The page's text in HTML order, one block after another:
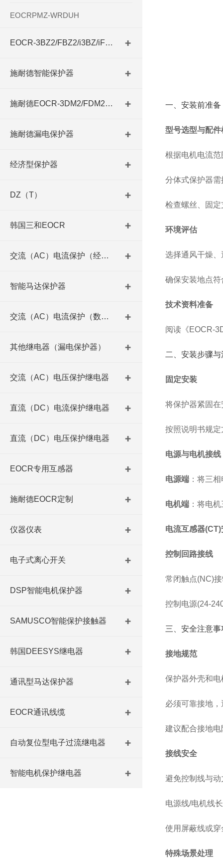
EOCRPMZ-WRDUH
EOCR-3BZ2/FBZ2/i3BZ/iFBZ
施耐德智能保护器
施耐德EOCR-3DM2/FDM2系列
施耐德漏电保护器
经济型保护器
DZ（T）
韩国三和EOCR
交流（AC）电流保护（经济型）
智能马达保护器
交流（AC）电流保护（数码型）
其他继电器（漏电保护器）
交流（AC）电压保护继电器
直流（DC）电流保护继电器
直流（DC）电压保护继电器
EOCR专用互感器
施耐德EOCR定制
仪器仪表
电子式离心开关
DSP智能电机保护器
SAMUSCO智能保护接触器
韩国DEESYS继电器
通讯型马达保护器
EOCR通讯线缆
自动复位型电子过流继电器
智能电机保护继电器
一、安装前准备
型号选型与配件
根据电机电流
分体式保护器
检查螺丝、固
环境评估
选择通风干燥
确保安装地点
技术资料准备
阅读《EOCR-
二、安装步骤与
固定安装
将保护器紧固
按照说明书规
电源与电机接线
电源端：将三相
电机端：将电机
电流互感器(CT)
控制回路接线
常闭触点(NC)
控制电源(24-
三、安全注意事
接地规范
保护器外壳和
必须可靠接地
建议配合接地
接线安全
避免控制线与
电源线/电机线
使用屏蔽线或
特殊场景处理